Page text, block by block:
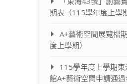
期表（115學年度上學
A+藝術空間展覽檔
度上學期）
115學年度上學期
館A+藝術空間申請通